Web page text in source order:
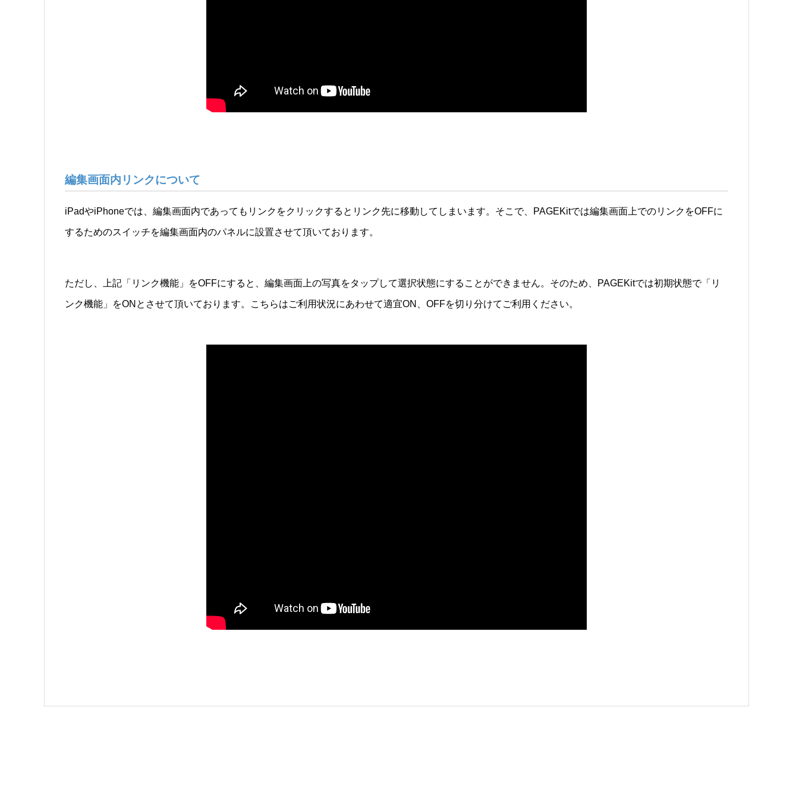
編集画面内リンクについて
iPadやiPhoneでは、編集画面内であってもリンクをクリックするとリンク先に移動してしまいます。そこで、PAGEKitでは編集画面上でのリンクをOFFに
するためのスイッチを編集画面内のパネルに設置させて頂いております。
ただし、上記「リンク機能」をOFFにすると、編集画面上の写真をタップして選択状態にすることができません。そのため、PAGEKitでは初期状態で「リ
ンク機能」をONとさせて頂いております。こちらはご利用状況にあわせて適宜ON、OFFを切り分けてご利用ください。